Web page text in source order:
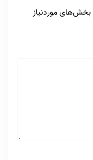
بخش‌های موردنیاز